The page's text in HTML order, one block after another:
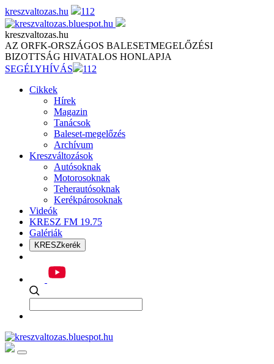
Skip
to
content
kreszvaltozas.hu 112
kreszvaltozas.hu
AZ ORFK-ORSZÁGOS BALESETMEGELŐZÉSI
BIZOTTSÁG HIVATALOS HONLAPJA
SEGÉLYHÍVÁS
112
Cikkek
Hírek
Magazin
Tanácsok
Baleset-megelőzés
Archívum
Kreszváltozások
Autósoknak
Motorosoknak
Teherautósoknak
Kerékpárosoknak
Videók
KRESZ FM 19.75
Galériák
KRESZkerék